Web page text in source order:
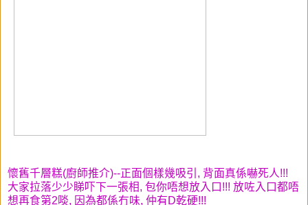
懷舊千層糕(廚師推介)--正面個樣幾吸引, 背面真係嚇死人!!!
大家拉落少少睇吓下一張相, 包你唔想放入口!!! 放咗入口都唔
想再食第2啖, 因為都係冇味, 仲有D乾硬!!!